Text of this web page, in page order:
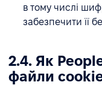
в тому числі
забезпечити її
2.4. Як
файли